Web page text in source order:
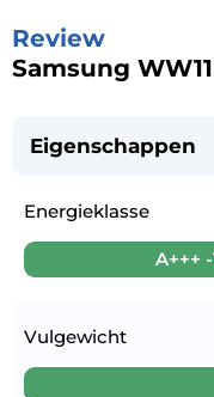
Review
Samsung
Eigenschappen
Energieklasse
A+++
Vulgewicht